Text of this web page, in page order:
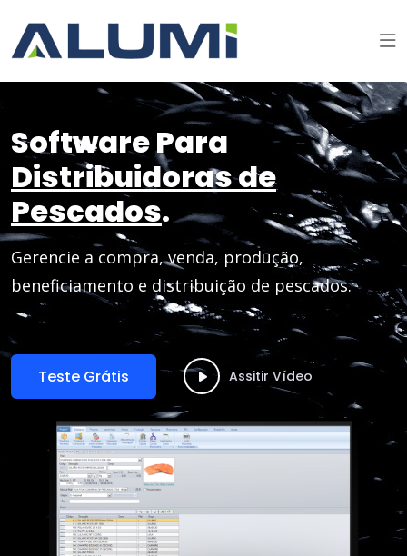
Software Para
Distribuidoras de
Pescados.
Gerencie a compra, venda, produção,
beneficiamento e distribuição de pescados.
Teste Grátis Assitir Vídeo